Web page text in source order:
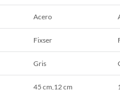
Acero
Fixser
Gris
45 cm,12 cm